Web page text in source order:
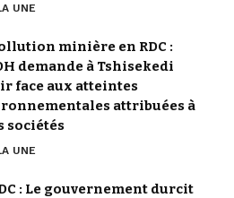
UNE
minière en RDC :
demande à Tshisekedi
face aux atteintes
attribuées à
sociétés
UNE
: Le gouvernement durcit